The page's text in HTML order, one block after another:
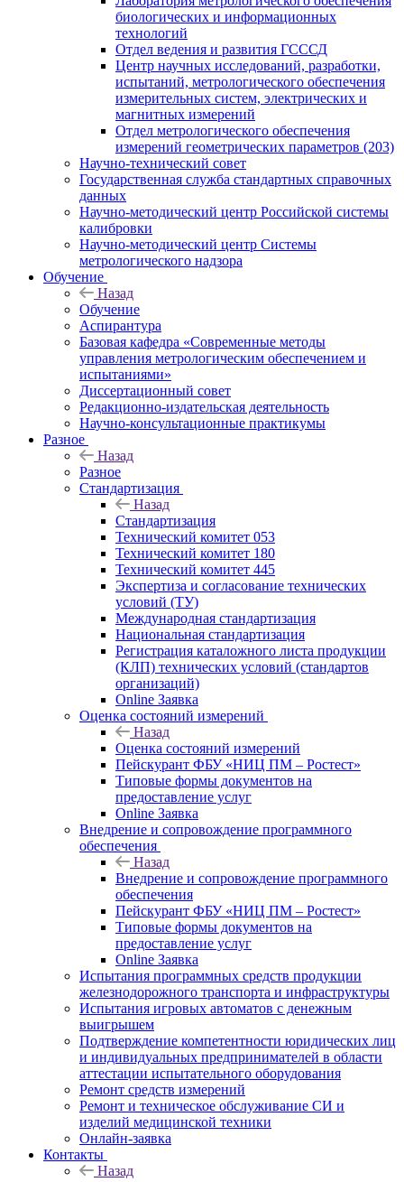
биологических и информационных
технологий
Отдел ведения и развития ГСССД
Центр научных исследований, разработки,
испытаний, метрологического обеспечения
измерительных систем, электрических и
магнитных измерений
Отдел метрологического обеспечения
измерений геометрических параметров (203)
Научно-технический совет
Государственная служба стандартных справочных
данных
Научно-методический центр Российской системы
калибровки
Научно-методический центр Системы
метрологического надзора
Обучение
Назад
Обучение
Аспирантура
Базовая кафедра «Современные методы
управления метрологическим обеспечением и
испытаниями»
Диссертационный совет
Редакционно-издательская деятельность
Научно-консультационные практикумы
Разное
Назад
Разное
Стандартизация
Назад
Стандартизация
Технический комитет 053
Технический комитет 180
Технический комитет 445
Экспертиза и согласование технических
условий (ТУ)
Международная стандартизация
Национальная стандартизация
Регистрация каталожного листа продукции
(КЛП) технических условий (стандартов
организаций)
Online Заявка
Оценка состояний измерений
Назад
Оценка состояний измерений
Пейскурант ФБУ «НИЦ ПМ – Ростест»
Типовые формы документов на
предоставление услуг
Online Заявка
Внедрение и сопровождение программного
обеспечения
Назад
Внедрение и сопровождение программного
обеспечения
Пейскурант ФБУ «НИЦ ПМ – Ростест»
Типовые формы документов на
предоставление услуг
Online Заявка
Испытания программных средств продукции
железнодорожного транспорта и инфраструктуры
Испытания игровых автоматов с денежным
выигрышем
Подтверждение компетентности юридических лиц
и индивидуальных предпринимателей в области
аттестации испытательного оборудования
Ремонт средств измерений
Ремонт и техническое обслуживание СИ и
изделий медицинской техники
Онлайн-заявка
Контакты
Назад